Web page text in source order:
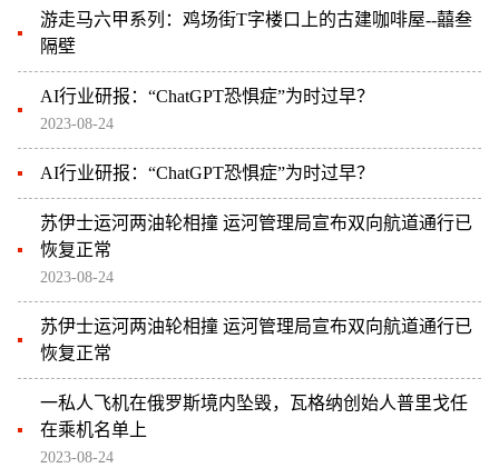
游走马六甲系列：鸡场街T字楼口上的古建咖啡屋--囍叁
隔壁
AI行业研报：“ChatGPT恐惧症”为时过早？
2023-08-24
AI行业研报：“ChatGPT恐惧症”为时过早？
苏伊士运河两油轮相撞 运河管理局宣布双向航道通行已
恢复正常
2023-08-24
苏伊士运河两油轮相撞 运河管理局宣布双向航道通行已
恢复正常
一私人飞机在俄罗斯境内坠毁，瓦格纳创始人普里戈任
在乘机名单上
2023-08-24